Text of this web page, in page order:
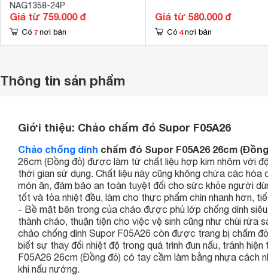
NAG1358-24P
Giá từ 759.000 đ
Có 7 nơi bán
Giá từ 580.000 đ
Có 4 nơi bán
Thông tin sản phẩm
Giới thiệu: Chảo chấm đỏ Supor F05A26
Chảo chống dính chấm đỏ Supor F05A26 26cm
26cm (Đồng đỏ) được làm từ chất liệu hợp kim nhôm với
thời gian sử dụng. Chất liệu này cũng không chứa các
món ăn, đảm bảo an toàn tuyệt đối cho sức khỏe người
tốt và tỏa nhiệt đều, làm cho thực phẩm chín nhanh hơn,
- Bề mặt bên trong của chảo được phủ lớp chống dính
thành chảo, thuận tiện cho việc vệ sinh cũng như chùi rửa
chảo chống dính Supor F05A26 còn được trang bị chấm
biết sự thay đổi nhiệt độ trong quá trình đun nấu, tránh
F05A26 26cm (Đồng đỏ) có tay cầm làm bằng nhựa cách
khi nấu nướng.